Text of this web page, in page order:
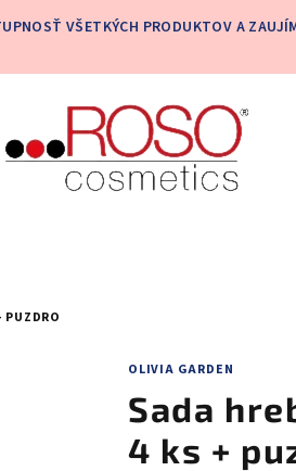
VŠETKÝCH PRODUKTOV A
OLIVIA GARDEN
Sada
4 ks +